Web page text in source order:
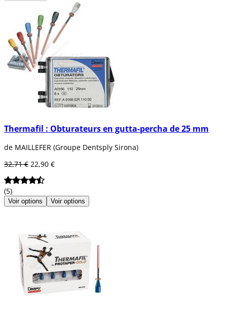
Thermafil : Obturateurs en gutta-percha de 25 mm
de MAILLEFER (Groupe Dentsply Sirona)
32,71 € 22,90 €
(5)
Voir options Voir options